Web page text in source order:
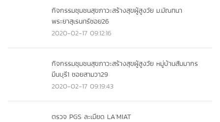
กิจกรรมชุมชนสุขภาวะสร้างสุขผู้สูงวัย ม.มัณฑนา
พระยาสุเรนทร์ซอย26
2020-02-17 09:12:16
กิจกรรมชุมชนสุขภาวะสร้างสุขผู้สูงวัย หมู่บ้านสัมมากร
มีนบุรี1 ซอยสามวา29
2020-02-17 09:19:43
ตรวจ PGS ละเมียด LA'MIAT